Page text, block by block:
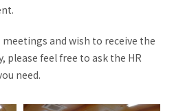
and wish to receive the
please feel free to ask the HR
need.